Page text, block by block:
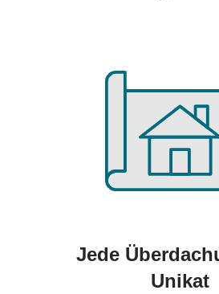
Jede
Unikat